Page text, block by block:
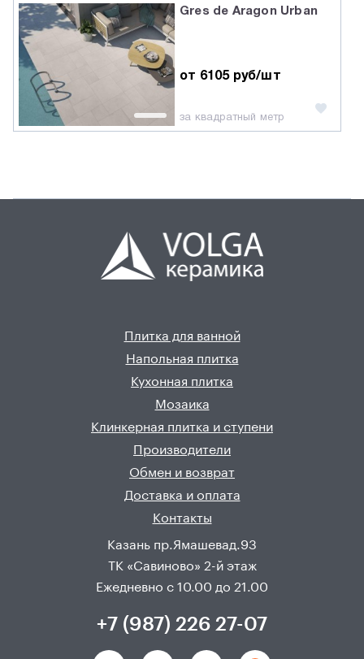
Gres de Aragon Urban
от 6105 руб/шт
за квадратный метр
Плитка для ванной
Напольная плитка
Кухонная плитка
Мозаика
Клинкерная плитка и ступени
Производители
Обмен и возврат
Доставка и оплата
Контакты
Казань пр.Ямашевад.93
ТК «Савиново» 2-й этаж
Ежедневно с 10.00 до 21.00
+7 (987) 226 27-07